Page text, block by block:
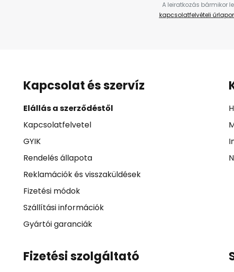
A leiratkozás bármikor
kapcsolatfelvételi
Kapcsolat és szervíz
Elállás a szerződéstől
Kapcsolatfelvetel
GYIK
Rendelés állapota
Reklamációk és visszaküldések
Fizetési módok
Szállítási információk
Gyártói garanciák
Fizetési szolgáltató